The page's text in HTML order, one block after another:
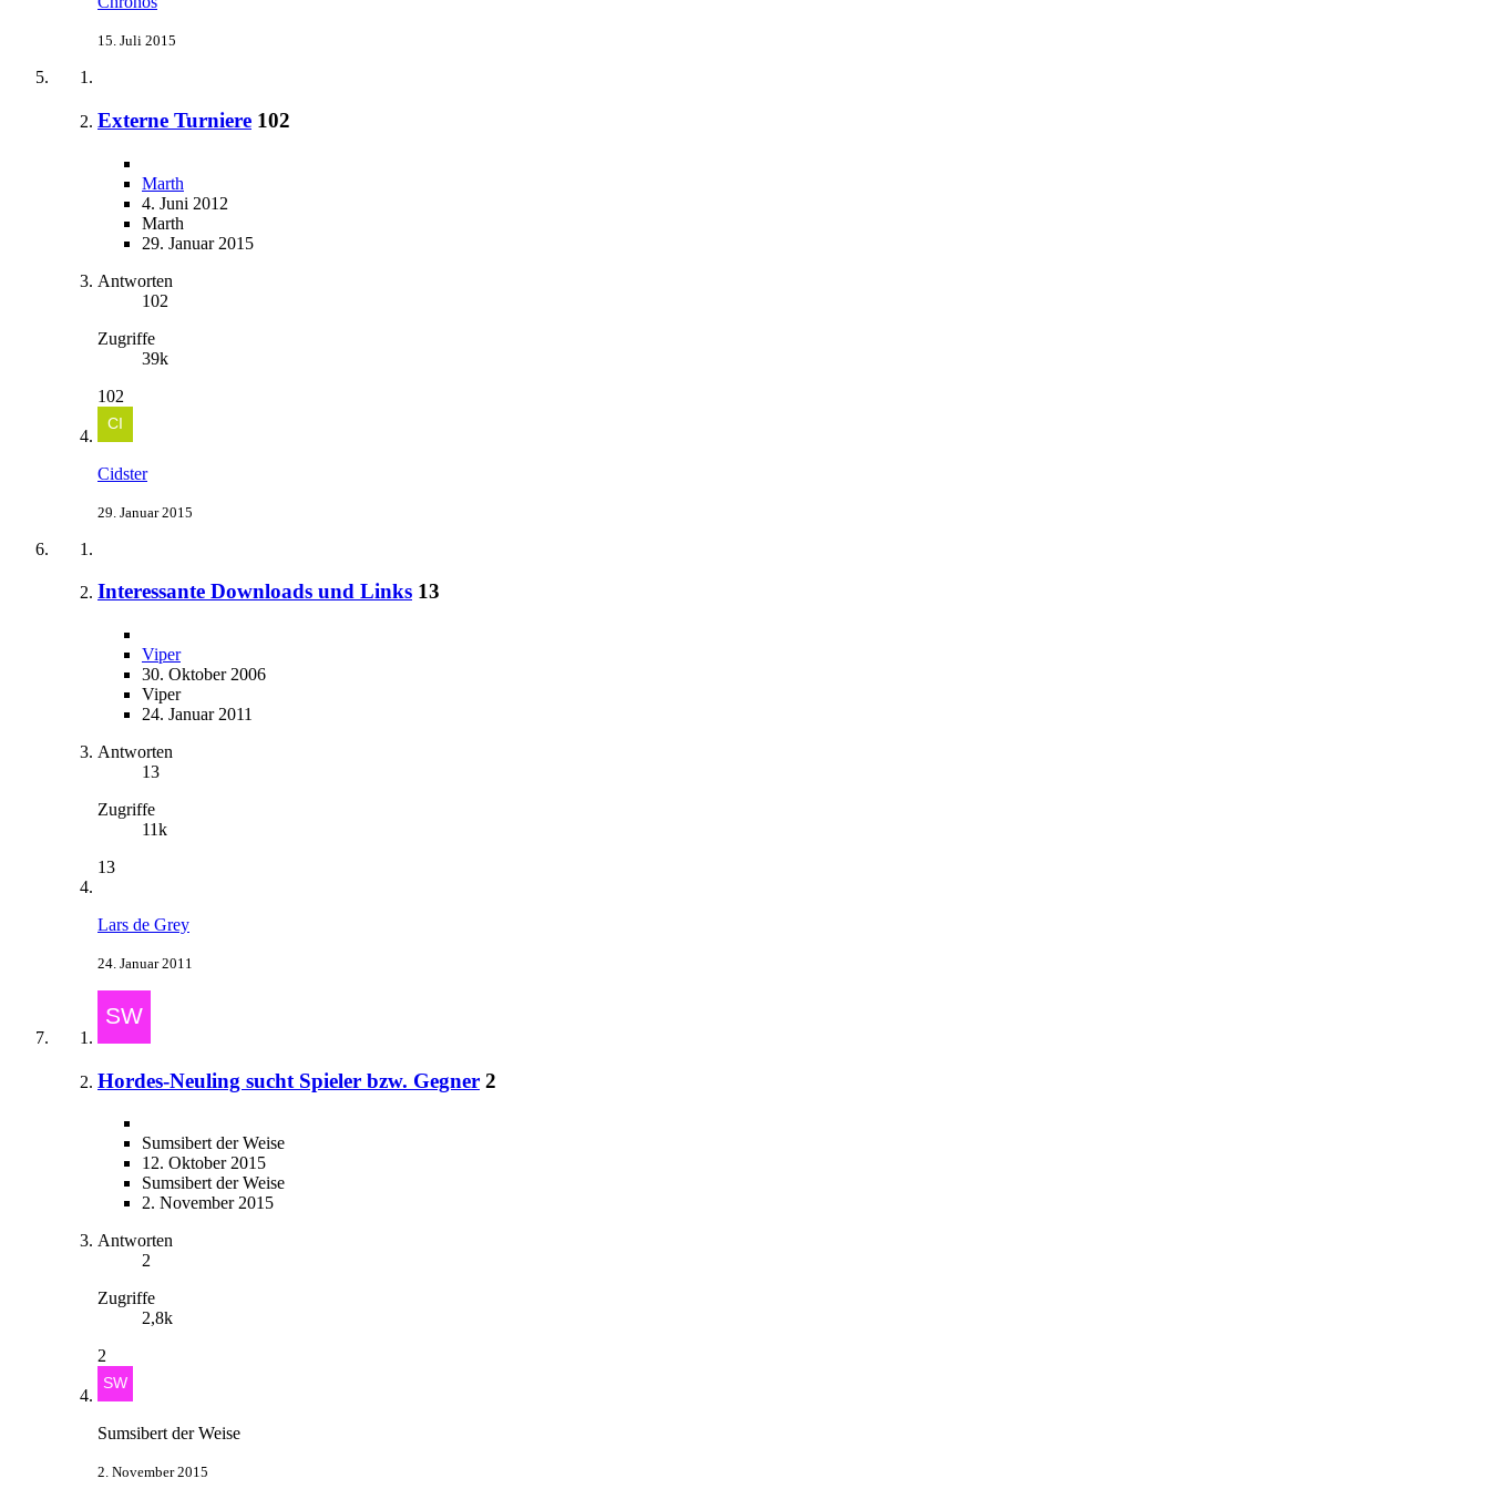
15. Juli 2015
Externe Turniere 102
Marth
4. Juni 2012
Marth
29. Januar 2015
Antworten
102
Zugriffe
39k
102
Cidster
29. Januar 2015
Interessante Downloads und Links 13
Viper
30. Oktober 2006
Viper
24. Januar 2011
Antworten
13
Zugriffe
11k
13
Lars de Grey
24. Januar 2011
Hordes-Neuling sucht Spieler bzw. Gegner 2
Sumsibert der Weise
12. Oktober 2015
Sumsibert der Weise
2. November 2015
Antworten
2
Zugriffe
2,8k
2
Sumsibert der Weise
2. November 2015